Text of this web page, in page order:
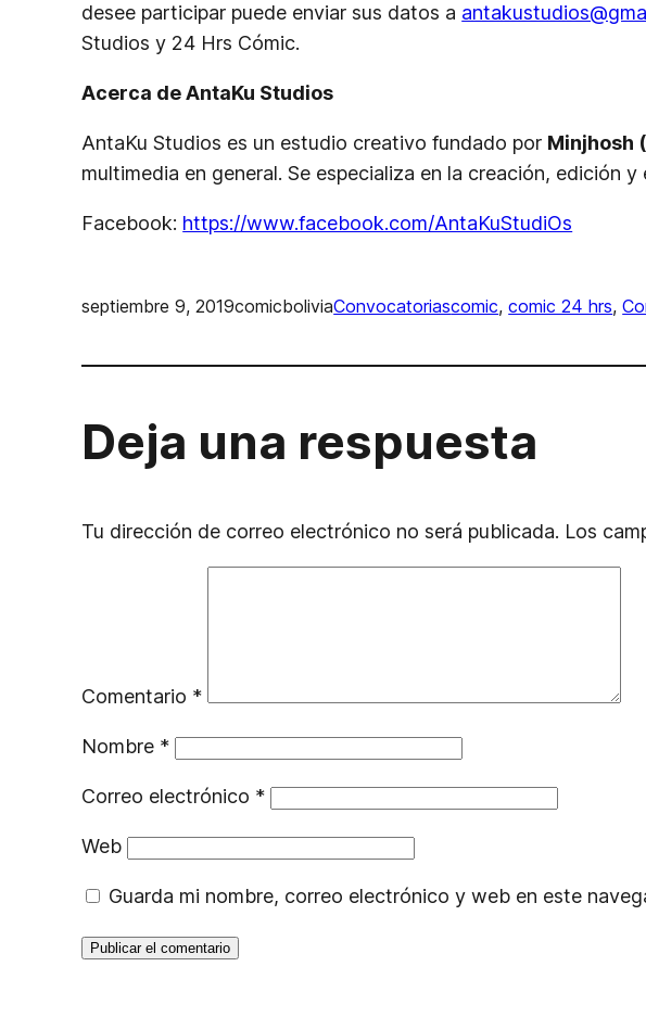
desee participar puede enviar sus datos a
Studios y 24 Hrs Cómic.
Acerca de AntaKu Studios
AntaKu Studios es un estudio creativo fundado por Minjhosh
multimedia en general. Se especializa en la creación, edición
Facebook: https://www.facebook.com/AntaKuStudiOs
septiembre 9, 2019comicboliviaConvocatoriascomic, comic 24 hrs,
Deja una respuesta
Tu dirección de correo electrónico no será publicada. Los
Comentario *
Nombre *
Correo electrónico *
Web
Guarda mi nombre, correo electrónico y web en este